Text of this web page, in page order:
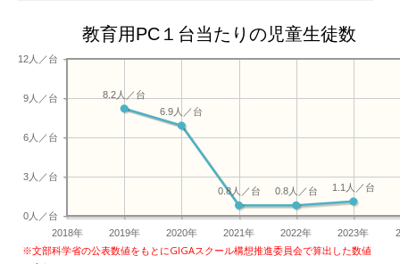
教育用PC１台当たりの児童生徒数
2018年 2019年 2020年 2021年 2022年 2023年
0人／台
3人／台
6人／台
9人／台
12人／台
1.1人／台
0.8人／台
0.8人／台
6.9人／台
8.2人／台
※文部科学省の公表数値をもとにGIGAスクール構想推進委員会で算出した数値